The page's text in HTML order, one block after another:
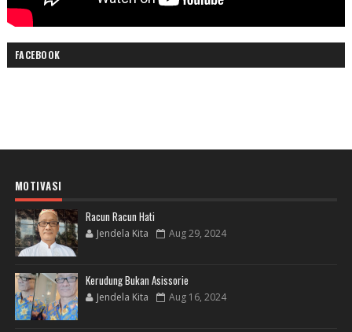
FACEBOOK
MOTIVASI
Racun Racun Hati
Jendela Kita Aug 29, 2024
Kerudung Bukan Asissorie
Jendela Kita Aug 16, 2024